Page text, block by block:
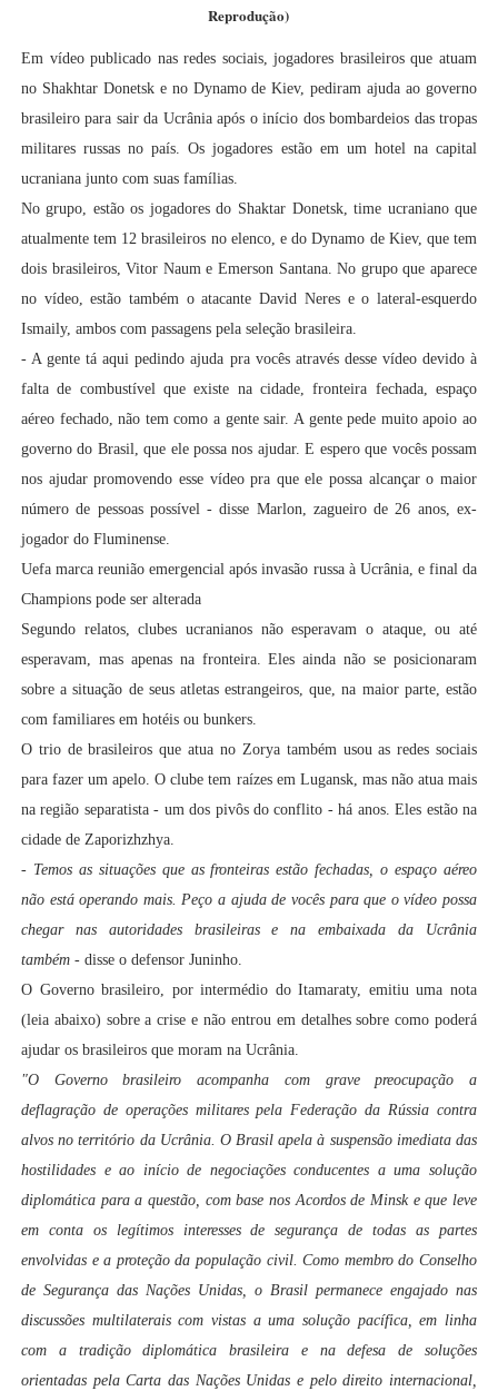
Reprodução)
Em vídeo publicado nas redes sociais, jogadores brasileiros que atuam
no Shakhtar Donetsk e no Dynamo de Kiev, pediram ajuda ao governo
brasileiro para sair da Ucrânia após o início dos bombardeios das tropas
militares russas no país. Os jogadores estão em um hotel na capital
ucraniana junto com suas famílias.
No grupo, estão os jogadores do Shaktar Donetsk, time ucraniano que
atualmente tem 12 brasileiros no elenco, e do Dynamo de Kiev, que tem
dois brasileiros, Vitor Naum e Emerson Santana. No grupo que aparece
no vídeo, estão também o atacante David Neres e o lateral-esquerdo
Ismaily, ambos com passagens pela seleção brasileira.
- A gente tá aqui pedindo ajuda pra vocês através desse vídeo devido à
falta de combustível que existe na cidade, fronteira fechada, espaço
aéreo fechado, não tem como a gente sair. A gente pede muito apoio ao
governo do Brasil, que ele possa nos ajudar. E espero que vocês possam
nos ajudar promovendo esse vídeo pra que ele possa alcançar o maior
número de pessoas possível - disse Marlon, zagueiro de 26 anos, ex-
jogador do Fluminense.
Uefa marca reunião emergencial após invasão russa à Ucrânia, e final da
Champions pode ser alterada
Segundo relatos, clubes ucranianos não esperavam o ataque, ou até
esperavam, mas apenas na fronteira. Eles ainda não se posicionaram
sobre a situação de seus atletas estrangeiros, que, na maior parte, estão
com familiares em hotéis ou bunkers.
O trio de brasileiros que atua no Zorya também usou as redes sociais
para fazer um apelo. O clube tem raízes em Lugansk, mas não atua mais
na região separatista - um dos pivôs do conflito - há anos. Eles estão na
cidade de Zaporizhzhya.
-Temos as situações que as fronteiras estão fechadas, o espaço aéreo
não está operando mais. Peço a ajuda de vocês para que o vídeo possa
chegar nas autoridades brasileiras e na embaixada da Ucrânia
também- disse o defensor Juninho.
O Governo brasileiro, por intermédio do Itamaraty, emitiu uma nota
(leia abaixo) sobre a crise e não entrou em detalhes sobre como poderá
ajudar os brasileiros que moram na Ucrânia.
"O Governo brasileiro acompanha com grave preocupação a
deflagração de operações militares pela Federação da Rússia contra
alvos no território da Ucrânia. O Brasil apela à suspensão imediata das
hostilidades e ao início de negociações conducentes a uma solução
diplomática para a questão, com base nos Acordos de Minsk e que leve
em conta os legítimos interesses de segurança de todas as partes
envolvidas e a proteção da população civil. Como membro do Conselho
de Segurança das Nações Unidas, o Brasil permanece engajado nas
discussões multilaterais com vistas a uma solução pacífica, em linha
com a tradição diplomática brasileira e na defesa de soluções
orientadas pela Carta das Nações Unidas e pelo direito internacional,